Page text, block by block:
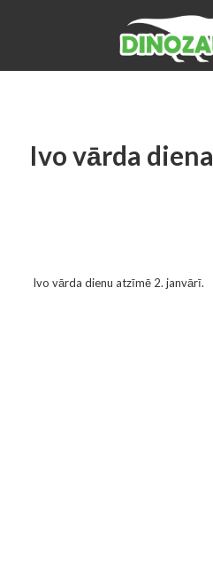
Ivo vārda diena
Ivo vārda dienu atzīmē 2. janvārī.